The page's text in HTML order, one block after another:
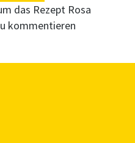
das Rezept Rosa
kommentieren